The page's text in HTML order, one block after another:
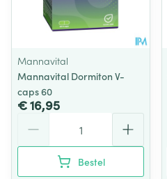
Mannavital
Mannavital Dormiton V-
caps 60
€ 16,95
Bestel